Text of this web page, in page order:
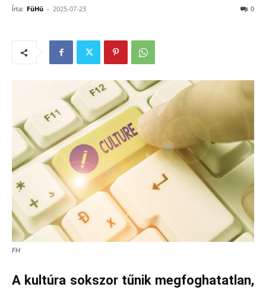
Írta: FüHü - 2025-07-23 0
FH
A kultúra sokszor tűnik megfoghatatlan,